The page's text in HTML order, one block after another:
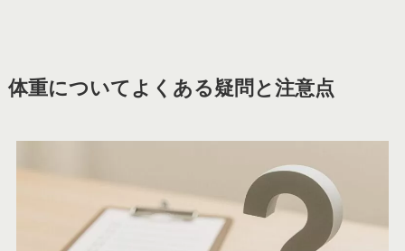
体重についてよくある疑問と注意点